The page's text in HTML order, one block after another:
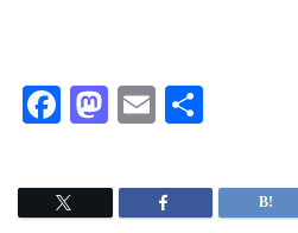
F
c
e
M
s
t
E
ai
l